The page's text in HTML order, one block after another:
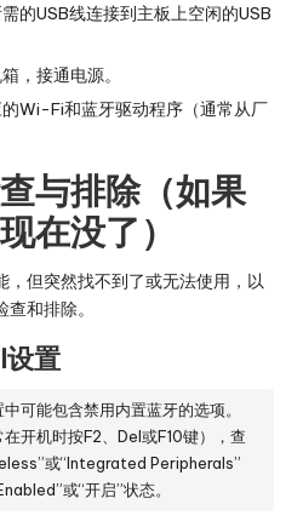
的USB线连接到主板上空闲的USB
，接通电源。
Wi-Fi和蓝牙驱动程序（通常从厂
与排除（如果
在没了）
，但突然找不到了或无法使用，以
和排除。
置
可能包含禁用内置蓝牙的选项。
开机时按F2、Del或F10键），查
或“Integrated Peripherals”
或“开启”状态。